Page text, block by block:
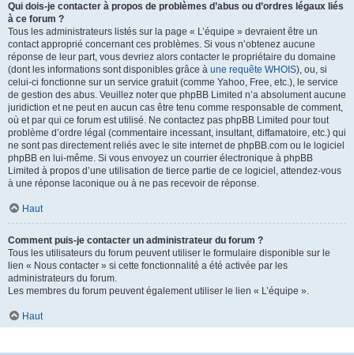
Qui dois-je contacter à propos de problèmes d’abus ou d’ordres légaux liés
à ce forum ?
Tous les administrateurs listés sur la page « L’équipe » devraient être un
contact approprié concernant ces problèmes. Si vous n’obtenez aucune
réponse de leur part, vous devriez alors contacter le propriétaire du domaine
(dont les informations sont disponibles grâce à une requête WHOIS), ou, si
celui-ci fonctionne sur un service gratuit (comme Yahoo, Free, etc.), le service
de gestion des abus. Veuillez noter que phpBB Limited n’a absolument aucune
juridiction et ne peut en aucun cas être tenu comme responsable de comment,
où et par qui ce forum est utilisé. Ne contactez pas phpBB Limited pour tout
problème d’ordre légal (commentaire incessant, insultant, diffamatoire, etc.) qui
ne sont pas directement reliés avec le site internet de phpBB.com ou le logiciel
phpBB en lui-même. Si vous envoyez un courrier électronique à phpBB
Limited à propos d’une utilisation de tierce partie de ce logiciel, attendez-vous
à une réponse laconique ou à ne pas recevoir de réponse.
Haut
Comment puis-je contacter un administrateur du forum ?
Tous les utilisateurs du forum peuvent utiliser le formulaire disponible sur le
lien « Nous contacter » si cette fonctionnalité a été activée par les
administrateurs du forum.
Les membres du forum peuvent également utiliser le lien « L’équipe ».
Haut